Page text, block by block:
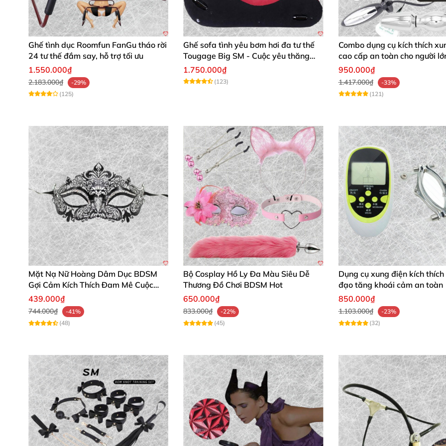
Ghế tình dục Roomfun FanGu tháo rời
24 tư thế đắm say, hỗ trợ tối ưu
1.550.000₫
2.183.000₫
-29%
(125)
Ghế sofa tình yêu bơm hơi đa tư thế
Tougage Big SM - Cuộc yêu thăng
hoa, nhanh chóng mua
1.750.000₫
(123)
Combo dụng cụ kích thích
cao cấp an toàn cho người
950.000₫
1.417.000₫
-33%
(121)
Mặt Nạ Nữ Hoàng Dâm Dục BDSM
Gợi Cảm Kích Thích Đam Mê Cuộc
Yêu
439.000₫
744.000₫
-41%
(48)
Bộ Cosplay Hồ Ly Đa Màu Siêu Dễ
Thương Đồ Chơi BDSM Hot
650.000₫
833.000₫
-22%
(45)
Dụng cụ xung điện kích
đạo tăng khoái cảm an toàn
850.000₫
1.103.000₫
-23%
(32)